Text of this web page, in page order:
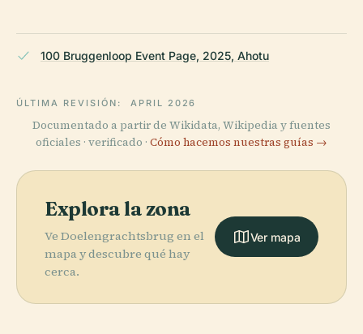
100 Bruggenloop Event Page, 2025, Ahotu
ÚLTIMA REVISIÓN: APRIL 2026
Documentado a partir de Wikidata, Wikipedia y fuentes
oficiales · verificado · Cómo hacemos nuestras guías →
Explora la zona
Ve Doelengrachtsbrug en el
mapa y descubre qué hay
cerca.
Ver mapa